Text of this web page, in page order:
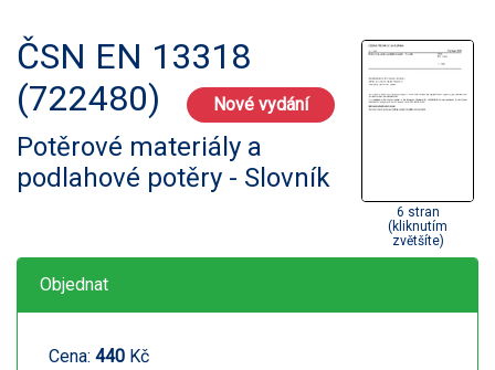
ČSN EN 13318
(722480)
Nové vydání
Potěrové materiály a
podlahové potěry - Slovník
6 stran
(kliknutím
zvětšíte)
Objednat
Cena: 440 Kč